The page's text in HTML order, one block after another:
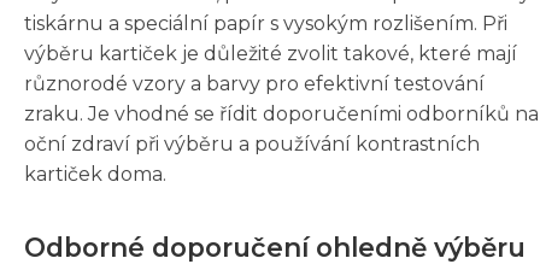
tiskárnu a speciální papír s vysokým rozlišením. Při
výběru kartiček je důležité zvolit takové, které mají
různorodé vzory a barvy pro efektivní testování
zraku. Je vhodné se řídit doporučeními odborníků na
oční zdraví při výběru a používání kontrastních
kartiček doma.
Odborné doporučení ohledně výběru